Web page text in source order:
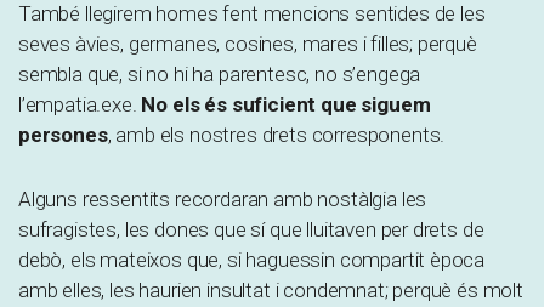
També llegirem homes fent mencions sentides de les
seves àvies, germanes, cosines, mares i filles; perquè
sembla que, si no hi ha parentesc, no s’engega
l’empatia.exe. No els és suficient que siguem
persones, amb els nostres drets corresponents.
Alguns ressentits recordaran amb nostàlgia les
sufragistes, les dones que sí que lluitaven per drets de
debò, els mateixos que, si haguessin compartit època
amb elles, les haurien insultat i condemnat; perquè és molt